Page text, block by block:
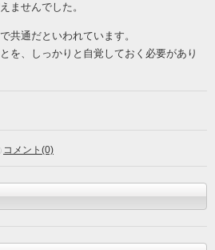
ませんでした。
共通だといわれています。
を、しっかりと自覚しておく必要があり
コメント(0)